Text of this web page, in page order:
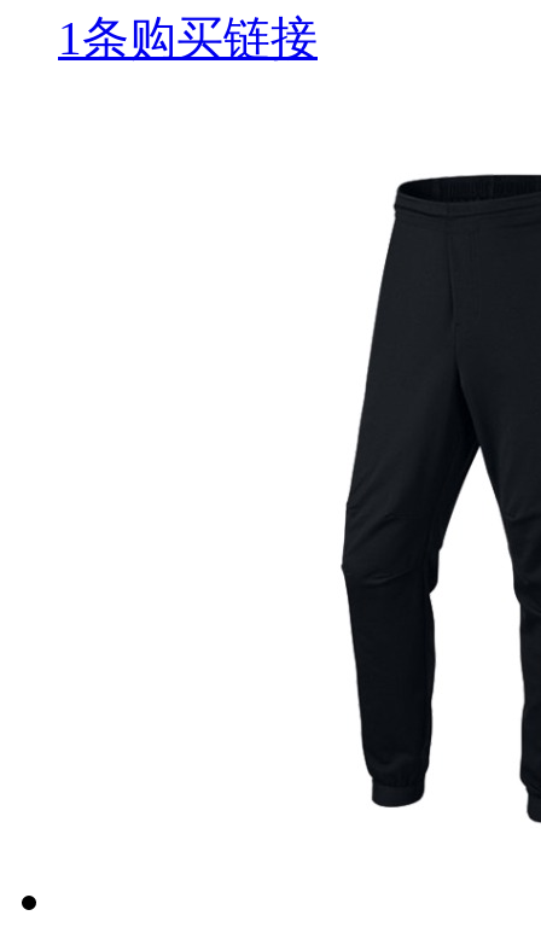
1条购买链接